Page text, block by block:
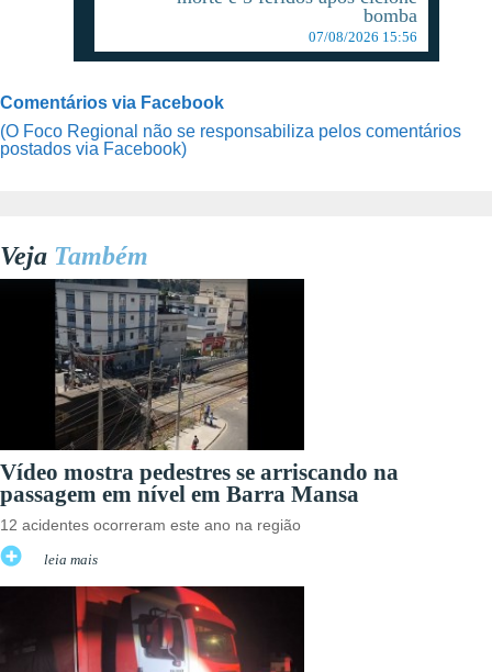
bomba
07/08/2026 15:56
Comentários via Facebook
(O Foco Regional não se responsabiliza pelos comentários
postados via Facebook)
Veja Também
Vídeo mostra pedestres se arriscando na
passagem em nível em Barra Mansa
12 acidentes ocorreram este ano na região
leia mais